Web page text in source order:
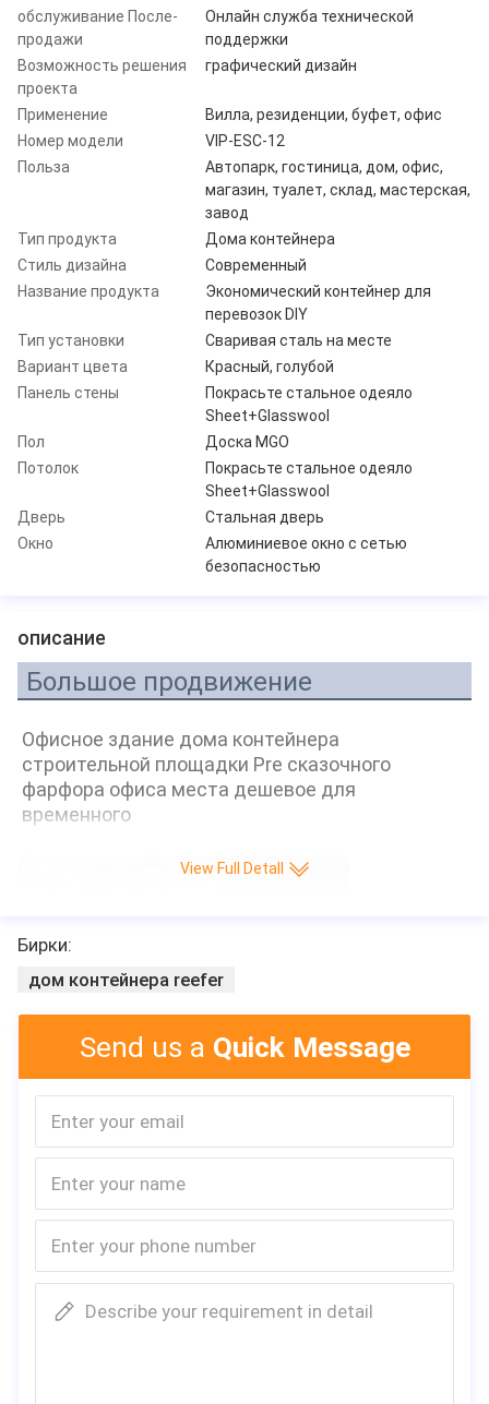
обслуживание После-
продажи
Онлайн служба технической
поддержки
Возможность решения
проекта
графический дизайн
Применение
Вилла, резиденции, буфет, офис
Номер модели
VIP-ESC-12
Польза
Автопарк, гостиница, дом, офис,
магазин, туалет, склад, мастерская,
завод
Тип продукта
Дома контейнера
Стиль дизайна
Современный
Название продукта
Экономический контейнер для
перевозок DIY
Тип установки
Сваривая сталь на месте
Вариант цвета
Красный, голубой
Панель стены
Покрасьте стальное одеяло
Sheet+Glasswool
Пол
Доска MGO
Потолок
Покрасьте стальное одеяло
Sheet+Glasswool
Дверь
Стальная дверь
Окно
Алюминиевое окно с сетью
безопасностью
описание
Большое продвижение
Офисное здание дома контейнера
строительной площадки Pre сказочного
фарфора офиса места дешевое для
временного
View Full Detall
Бирки:
дом контейнера reefer
Send us a Quick Message
Describe your requirement in detail